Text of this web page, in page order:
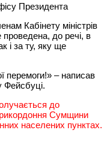
Президента
Кабінету міністрів
до речі, в
і за ту, яку ще
перемоги!» – написав
Фейсбуці.
до
Сумщини
населених пунктах.